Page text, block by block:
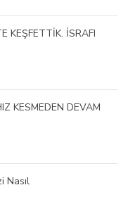
KEŞFETTİK. İSRAFI
KESMEDEN DEVAM
Nasıl